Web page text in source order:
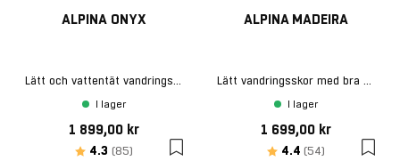
ALPINA ONYX
Lätt och vattentät vandringskänga
I lager
1 899,00 kr
Betyg:
4.3 (85) utav 5 stjärnor
ALPINA MADEIRA
Lätt vandringsskor med bra grepp
I lager
1 699,00 kr
Betyg:
4.4 (54) utav 5